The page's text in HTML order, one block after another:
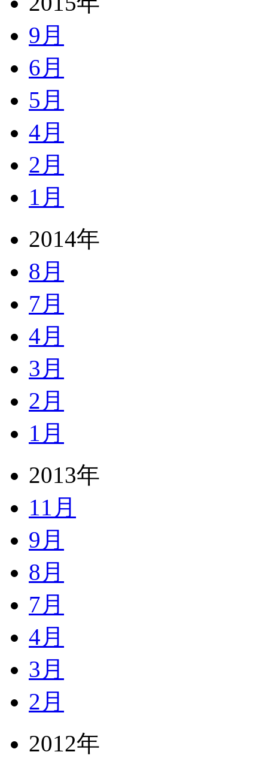
9月
6月
5月
4月
2月
1月
2014年
8月
7月
4月
3月
2月
1月
2013年
11月
9月
8月
7月
4月
3月
2月
2012年